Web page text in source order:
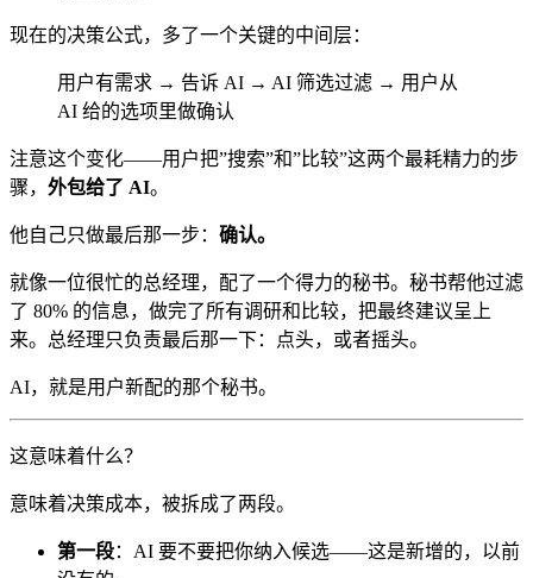
现在的决策公式，多了一个关键的中间层：
用户有需求 → 告诉 AI → AI 筛选过滤 → 用户从
AI 给的选项里做确认
注意这个变化——用户把”搜索”和”比较”这两个最耗精力的步
骤， 外包给了 AI。
他自己只做最后那一步： 确认。
就像一位很忙的总经理，配了一个得力的秘书。秘书帮他过滤
了 80% 的信息，做完了所有调研和比较，把最终建议呈上
来。总经理只负责最后那一下：点头，或者摇头。
AI，就是用户新配的那个秘书。
这意味着什么？
意味着决策成本，被拆成了两段。
第一段：AI 要不要把你纳入候选——这是新增的，以前